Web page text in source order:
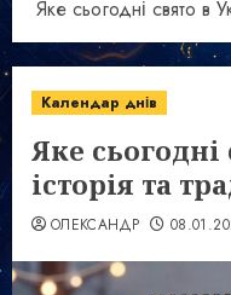
Яке сьогодні свято в
Календар днів
Яке сьогодні
історія та
ОЛЕКСАНДР